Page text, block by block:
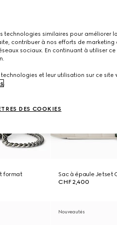
format
Sac à épaule Jetset
CHF 2,400
Nouveautés
technologies similaires pour améliorer
contribuer à nos efforts de marketing
sociaux. En continuant à utiliser
et leur utilisation sur ce site
.
DES COOKIES